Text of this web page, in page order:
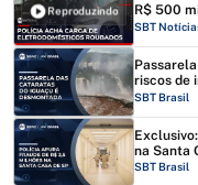
Reproduzindo
R$ 500
SBT
riscos de
SBT Brasil
na Santa
SBT Brasil